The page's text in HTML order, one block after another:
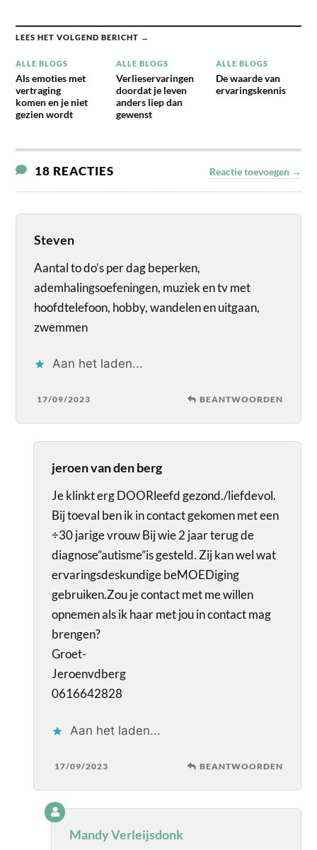
LEES HET VOLGEND BERICHT →
ALLE BLOGS
Als emoties met
vertraging
komen en je niet
gezien wordt
ALLE BLOGS
Verlieservaringen
doordat je leven
anders liep dan
gewenst
ALLE BLOGS
De waarde van
ervaringskennis
18 REACTIES Reactie toevoegen →
Steven
Aantal to do’s per dag beperken,
ademhalingsoefeningen, muziek en tv met
hoofdtelefoon, hobby, wandelen en uitgaan,
zwemmen
Aan het laden...
17/09/2023 BEANTWOORDEN
jeroen van den berg
Je klinkt erg DOORleefd gezond./liefdevol.
Bij toeval ben ik in contact gekomen met een
÷30 jarige vrouw Bij wie 2 jaar terug de
diagnose”autisme”is gesteld. Zij kan wel wat
ervaringsdeskundige beMOEDiging
gebruiken.Zou je contact met me willen
opnemen als ik haar met jou in contact mag
brengen?
Groet-
Jeroenvdberg
0616642828
Aan het laden...
17/09/2023 BEANTWOORDEN
Mandy Verleijsdonk